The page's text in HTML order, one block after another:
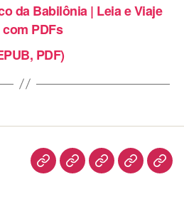
da Babilônia | Leia e Viaje
PDFs
PDF)